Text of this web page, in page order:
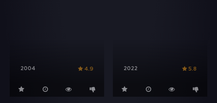
2004 4.9 2022 5.8